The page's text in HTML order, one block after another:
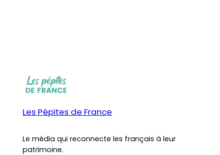
Les Pépites de France
Le média qui reconnecte les français à leur
patrimoine.